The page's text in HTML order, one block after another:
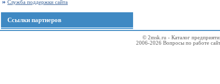
Служба поддержки сайта
Ссылки партнеров
© 2msk.ru - Каталог
2006-2026 Вопросы по работе